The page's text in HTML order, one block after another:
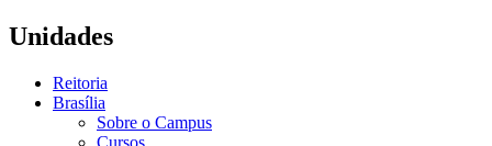
Unidades
Reitoria
Brasília
Sobre o Campus
Cursos